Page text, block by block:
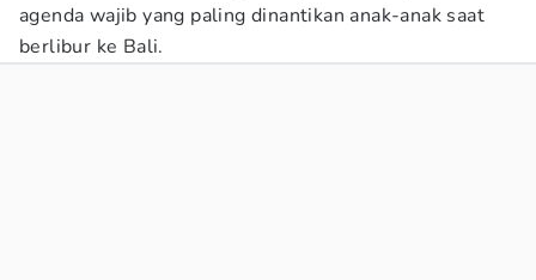
agenda wajib yang paling dinantikan anak-anak saat
berlibur ke Bali.